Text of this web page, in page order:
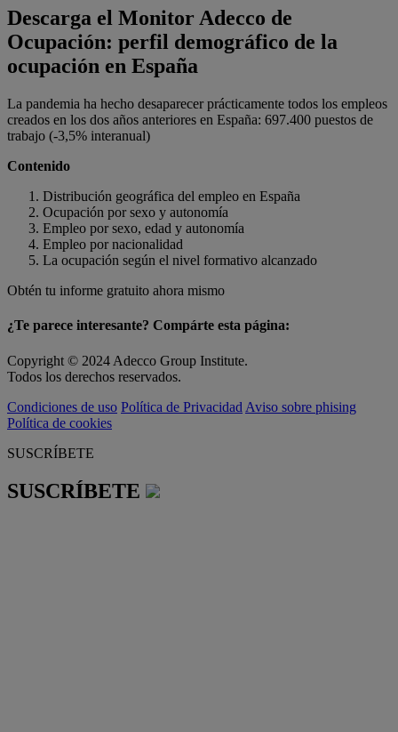
Descarga el Monitor Adecco de
Ocupación: perfil demográfico de la
ocupación en España
La pandemia ha hecho desaparecer prácticamente todos los empleos
creados en los dos años anteriores en España: 697.400 puestos de
trabajo (-3,5% interanual)
Contenido
Distribución geográfica del empleo en España
Ocupación por sexo y autonomía
Empleo por sexo, edad y autonomía
Empleo por nacionalidad
La ocupación según el nivel formativo alcanzado
Obtén tu informe gratuito ahora mismo
¿Te parece interesante? Compárte esta página:
Copyright © 2024 Adecco Group Institute.
Todos los derechos reservados.
Condiciones de uso Política de Privacidad Aviso sobre phising
Política de cookies
SUSCRÍBETE
SUSCRÍBETE